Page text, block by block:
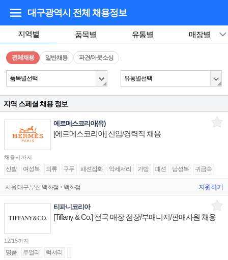
대구광역시 전체 채용정보
지역별 품목별 유통별 매장별
전체채용 일반채용 파견/아웃소싱
품목별선택 유통별선택
지역 스페셜 채용 정보
에르메스코리아(유)
[에르메스코리아] 신입/경력직 채용
채용시까지
신발 여성복 의류 구두 패션잡화 악세서리 가방 패션 남성복 귀금속
서울,대구,부산 백화점 > 백화점 지원하기
티파니코리아
[Tiffany & Co.] 전국 매장 점장/부매니저/판매사원 채용
12/15까지
명품 주얼리 럭셔리